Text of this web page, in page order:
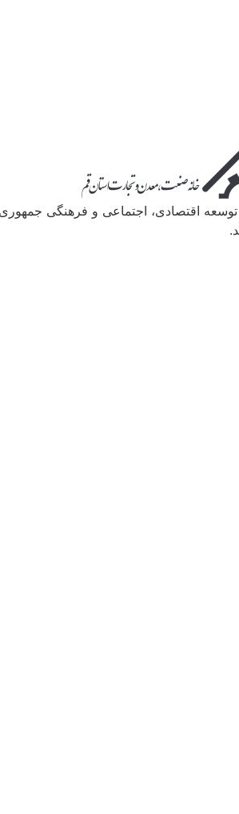
به بخش خصوصی و بر اساس تبصره ۴۱ قانون برنامه دوم توسعه